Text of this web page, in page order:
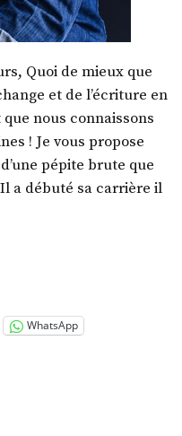
Quoi de mieux que
et de l’écriture en
nous connaissons
! Je vous propose
pépite brute que
a débuté sa carrière il
WhatsApp